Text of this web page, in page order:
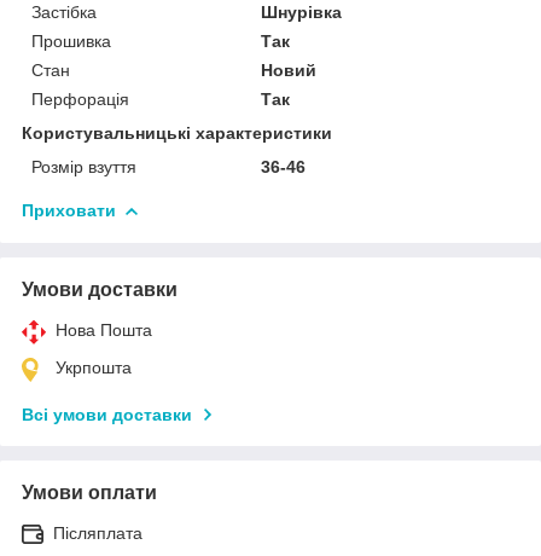
Застібка
Шнурівка
Прошивка
Так
Стан
Новий
Перфорація
Так
Користувальницькі характеристики
Розмір взуття
36-46
Приховати
Умови доставки
Нова Пошта
Укрпошта
Всі умови доставки
Умови оплати
Післяплата